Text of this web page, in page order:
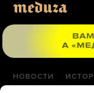
НОВОСТИ